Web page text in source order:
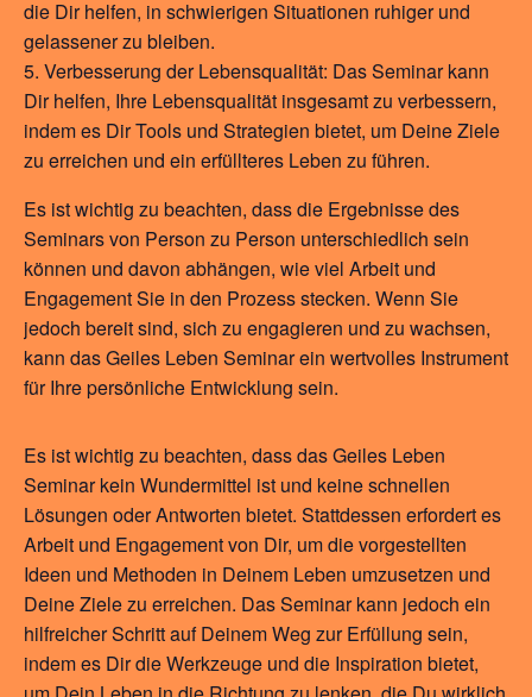
die Dir helfen, in schwierigen Situationen ruhiger und
gelassener zu bleiben.
Verbesserung der Lebensqualität: Das Seminar kann
Dir helfen, Ihre Lebensqualität insgesamt zu verbessern,
indem es Dir Tools und Strategien bietet, um Deine Ziele
zu erreichen und ein erfüllteres Leben zu führen.
Es ist wichtig zu beachten, dass die Ergebnisse des
Seminars von Person zu Person unterschiedlich sein
können und davon abhängen, wie viel Arbeit und
Engagement Sie in den Prozess stecken. Wenn Sie
jedoch bereit sind, sich zu engagieren und zu wachsen,
kann das Geiles Leben Seminar ein wertvolles Instrument
für Ihre persönliche Entwicklung sein.
Es ist wichtig zu beachten, dass das Geiles Leben
Seminar kein Wundermittel ist und keine schnellen
Lösungen oder Antworten bietet. Stattdessen erfordert es
Arbeit und Engagement von Dir, um die vorgestellten
Ideen und Methoden in Deinem Leben umzusetzen und
Deine Ziele zu erreichen. Das Seminar kann jedoch ein
hilfreicher Schritt auf Deinem Weg zur Erfüllung sein,
indem es Dir die Werkzeuge und die Inspiration bietet,